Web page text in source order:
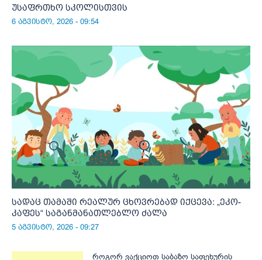
უსაფრთხო სკოლისთვის
6 აგვისტო, 2026 - 09:54
სადაც თამაში რეალურ ცხოვრებად იქცევა: „ეკო-
კაფეს“ საგანმანათლებლო ძალა
5 აგვისტო, 2026 - 09:27
როგორ ვაქციოთ საბაზო საფეხურის